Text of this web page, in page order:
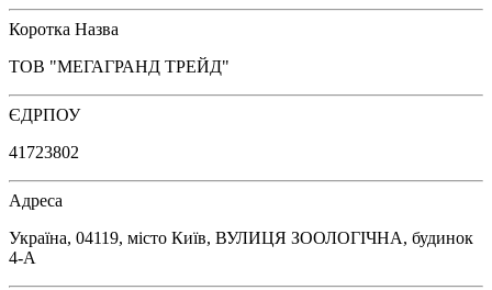
Коротка Назва
ТОВ "МЕГАГРАНД ТРЕЙД"
ЄДРПОУ
41723802
Адреса
Україна, 04119, місто Київ, ВУЛИЦЯ ЗООЛОГІЧНА, будинок
4-А